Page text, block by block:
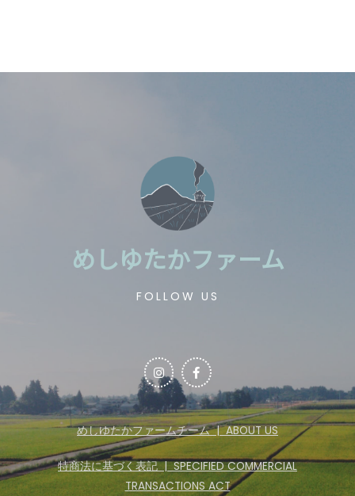
めしゆたかファーム
FOLLOW US
めしゆたかファームチーム | ABOUT US
特商法に基づく表記 | SPECIFIED COMMERCIAL
TRANSACTIONS ACT